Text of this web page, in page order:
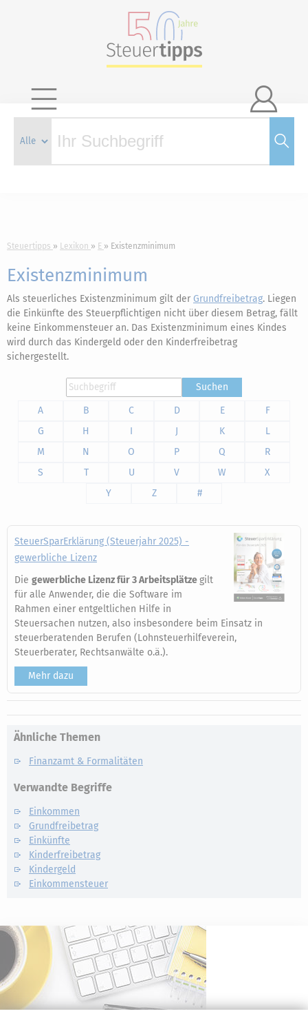

Steuertipps Lexikon E Existenzminimum
Existenzminimum
Als steuerliches Existenzminimum gilt der Grundfreibetrag. Liegen
die Einkünfte des Steuerpflichtigen nicht über diesem Betrag, fällt
keine Einkommensteuer an. Das Existenzminimum eines Kindes
wird durch das Kindergeld oder den Kinderfreibetrag
sichergestellt.
Suchen
A
B C D E
F
G
H I J K
L
M
N O P Q
R
S
T U V W
X
Y
Z #
SteuerSparErklärung (Steuerjahr 2025) -
gewerbliche Lizenz
Die gewerbliche Lizenz für 3 Arbeitsplätzegilt
für alle Anwender, die die Software im
Rahmen einer entgeltlichen Hilfe in
Steuersachen nutzen, also insbesondere beim Einsatz in
steuerberatenden Berufen (Lohnsteuerhilfeverein,
Steuerberater, Rechtsanwälte o.ä.).
Mehr dazu
Ähnliche Themen
Finanzamt & Formalitäten
Verwandte Begriffe
Einkommen
Grundfreibetrag
Einkünfte
Kinderfreibetrag
Kindergeld
Einkommensteuer